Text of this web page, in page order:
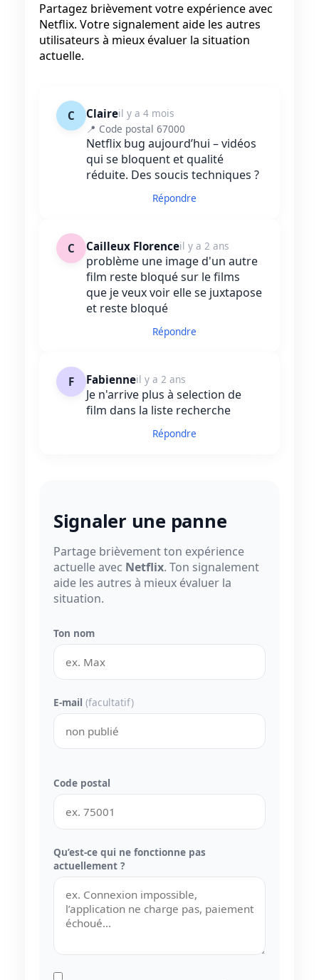
Partagez brièvement votre expérience avec
Netflix. Votre signalement aide les autres
utilisateurs à mieux évaluer la situation
actuelle.
C Claireil y a 4 mois
📍 Code postal 67000
Netflix bug aujourd’hui – vidéos
qui se bloquent et qualité
réduite. Des soucis techniques ?
Répondre
C Cailleux Florenceil y a 2 ans
problème une image d'un autre
film reste bloqué sur le films
que je veux voir elle se juxtapose
et reste bloqué
Répondre
F Fabienneil y a 2 ans
Je n'arrive plus à selection de
film dans la liste recherche
Répondre
Signaler une panne
Partage brièvement ton expérience
actuelle avec Netflix. Ton signalement
aide les autres à mieux évaluer la
situation.
Ton nom
E-mail (facultatif)
Code postal
Qu’est-ce qui ne fonctionne pas
actuellement ?